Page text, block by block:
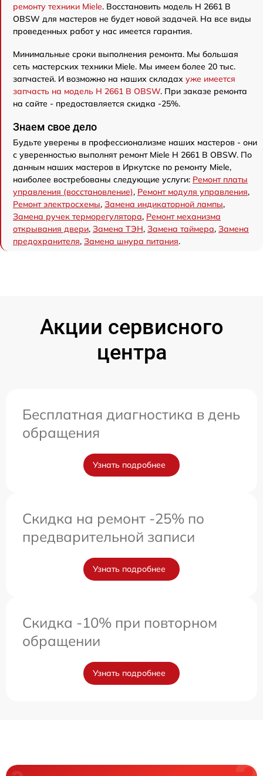
ремонту техники Miele. Восстановить модель H 2661 B
OBSW для мастеров не будет новой задачей. На все виды
проведенных работ у нас имеется гарантия.
Минимальные сроки выполнения ремонта. Мы большая
сеть мастерских техники Miele. Мы имеем более 20 тыс.
запчастей. И возможно на наших складах уже имеется
запчасть на модель H 2661 B OBSW. При заказе ремонта
на сайте - предоставляется скидка -25%.
Знаем свое дело
Будьте уверены в профессионализме наших мастеров - они
с уверенностью выполнят ремонт Miele H 2661 B OBSW. По
данным наших мастеров в Иркутске по ремонту Miele,
наиболее востребованы следующие услуги: Ремонт платы
управления (восстановление), Ремонт модуля управления,
Ремонт электросхемы, Замена индикаторной лампы,
Замена ручек терморегулятора, Ремонт механизма
открывания двери, Замена ТЭН, Замена таймера, Замена
предохранителя, Замена шнура питания.
Акции сервисного
центра
Бесплатная диагностика в день
обращения
Узнать подробнее
Скидка на ремонт -25% по
предварительной записи
Узнать подробнее
Скидка -10% при повторном
обращении
Узнать подробнее